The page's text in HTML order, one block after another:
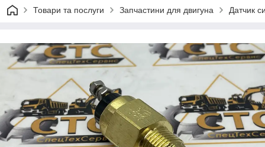
Товари та послуги Запчастини для двигуна Датчик